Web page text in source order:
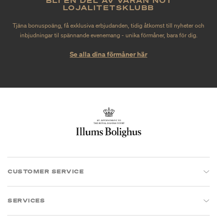
LOJALITETSKLUBB
Tjäna bonuspoäng, få exklusiva erbjudanden, tidig åtkomst till nyheter och
inbjudningar til spännande evenemang - unika förmåner, bara för dig.
Se alla dina förmåner här
CUSTOMER SERVICE
SERVICES